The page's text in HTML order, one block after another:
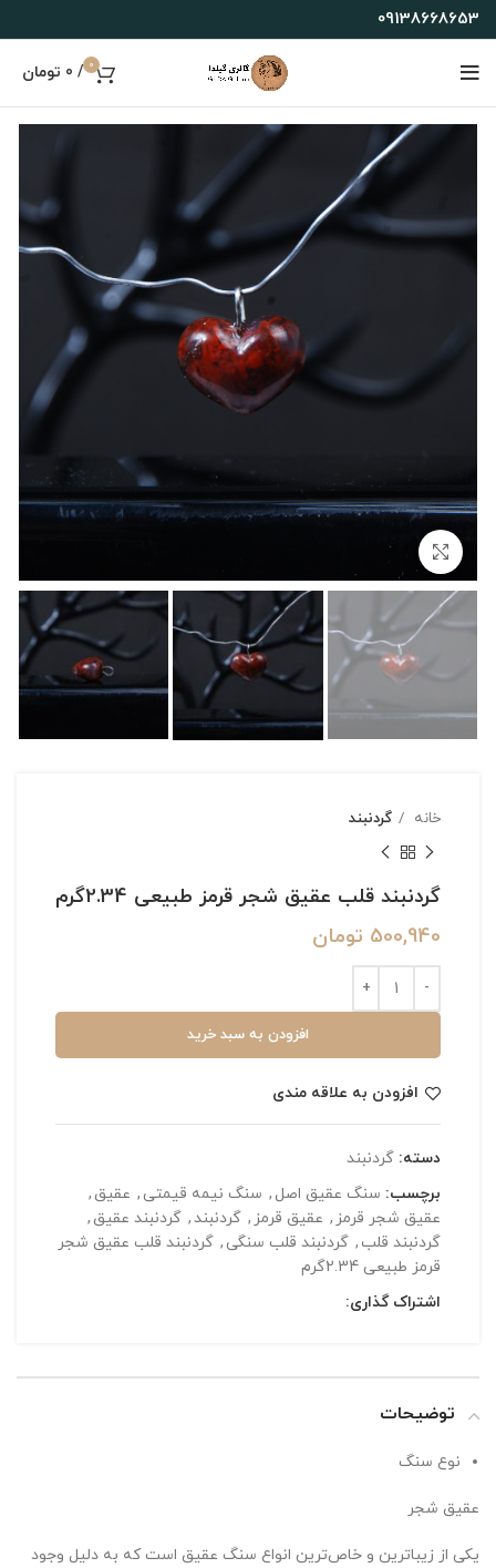
09138668653
0
/
0 تومان
بزرگنمایی تصویر
خانه گردنبند
گردنبند قلب عقیق شجر قرمز طبیعی 2.34گرم
500,940 تومان
افزودن به سبد خرید
افزودن به علاقه مندی
دسته: گردنبند
برچسب: سنگ عقیق اصل , سنگ نیمه قیمتی , عقیق,
عقیق شجر قرمز , عقیق قرمز , گردنبند, گردنبند عقیق,
گردنبند قلب , گردنبند قلب سنگی , گردنبند قلب عقیق شجر
قرمز طبیعی 2.34گرم
اشتراک گذاری:
توضیحات
نوع سنگ
عقیق شجر
یکی از زیباترین و خاص‌ترین انواع سنگ عقیق است که به دلیل وجود